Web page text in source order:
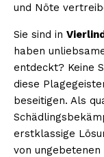
und Nöte
Sie sind in
haben
entdeckt? Keine
diese
beseitigen. Als
erstklassige
von ungebetenen